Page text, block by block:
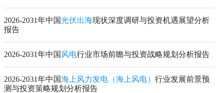
2026-2031年中国光伏出海现状深度调研与投资机遇展望分析
报告
2026-2031年中国 风电行业市场前瞻与投资战略规划分析报告
2026-2031年中国海上风力发电（海上风电） 行业发展前景预
测与投资策略规划分析报告